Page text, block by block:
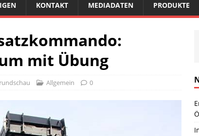
KONTAKT MEDIADATEN PRODUKTE
mit Übung
Allgemein 0